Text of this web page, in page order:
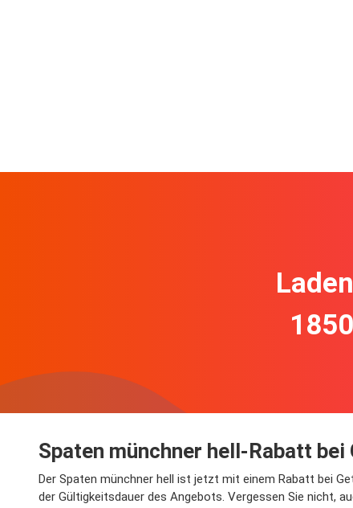
Spaten münchner hell-Rabatt bei
Der Spaten münchner hell ist jetzt mit einem Rabatt bei
der Gültigkeitsdauer des Angebots. Vergessen Sie nicht,